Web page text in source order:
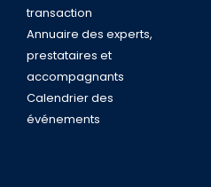
transaction
Annuaire des experts,
prestataires et
accompagnants
Calendrier des
événements